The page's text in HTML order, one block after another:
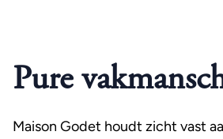
Pure
Maison Godet houdt zicht vast